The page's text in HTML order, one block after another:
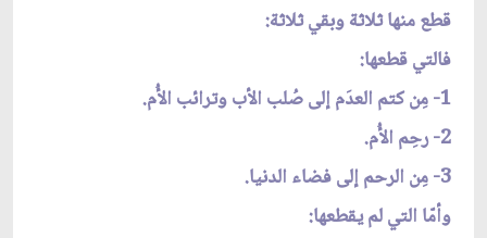
قطع منها ثلاثة وبقي ثلاثة:
فالتي قطعها:
1- مِن كتم العدَم إلى صُلب الأب وترائب الأُم.
2- رحِم الأُم.
3- مِن الرحم إلى فضاء الدنيا.
وأمّا التي لم يقطعها: